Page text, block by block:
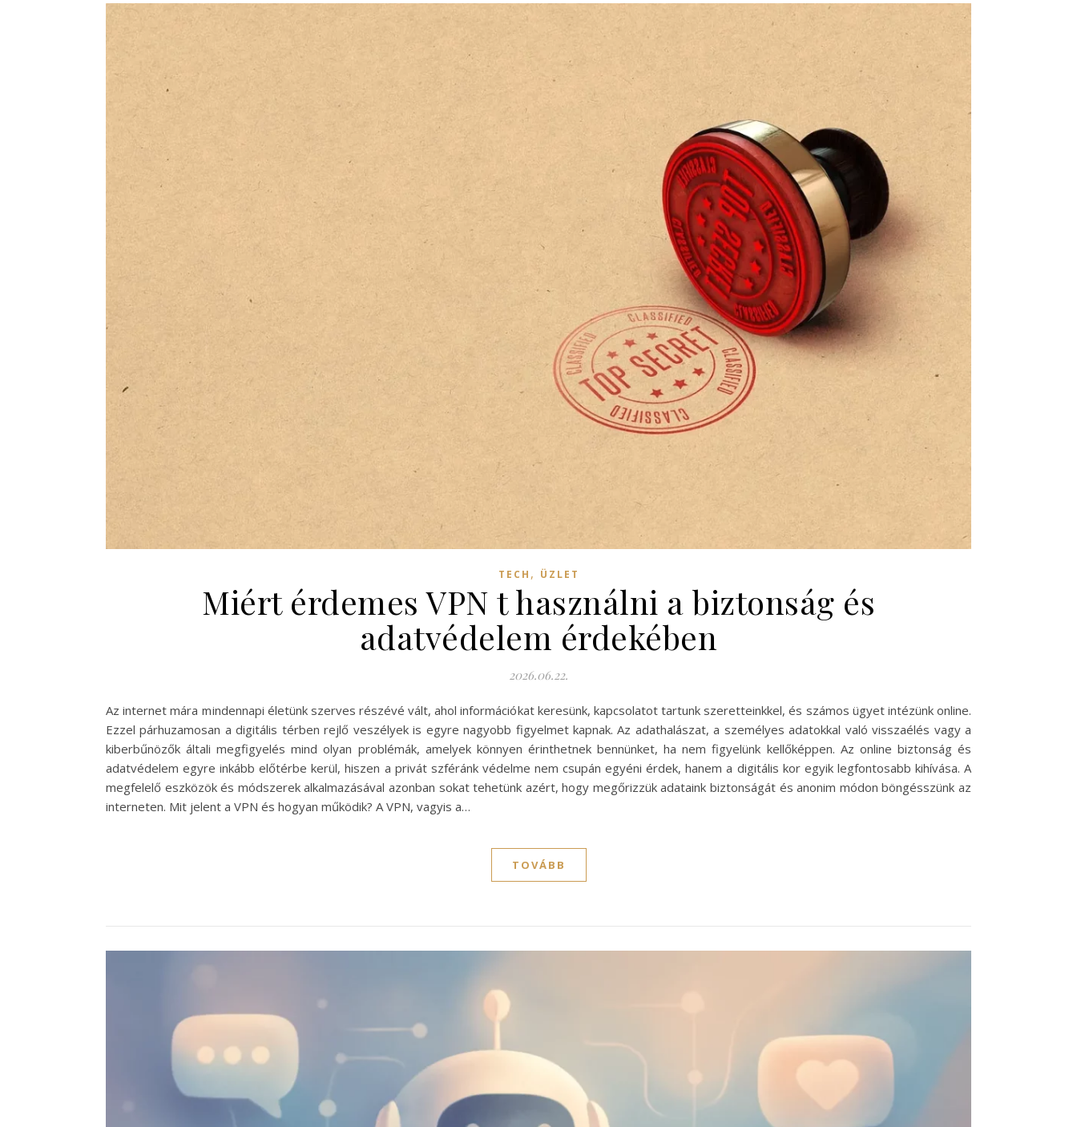
TECH , ÜZLET
Miért érdemes VPN t használni a biztonság és
adatvédelem érdekében
2026.06.22.
Az internet mára mindennapi életünk szerves részévé vált, ahol információkat keresünk, kapcsolatot tartunk szeretteinkkel, és számos ügyet intézünk online.
Ezzel párhuzamosan a digitális térben rejlő veszélyek is egyre nagyobb figyelmet kapnak. Az adathalászat, a személyes adatokkal való visszaélés vagy a
kiberbűnözők általi megfigyelés mind olyan problémák, amelyek könnyen érinthetnek bennünket, ha nem figyelünk kellőképpen. Az online biztonság és
adatvédelem egyre inkább előtérbe kerül, hiszen a privát szféránk védelme nem csupán egyéni érdek, hanem a digitális kor egyik legfontosabb kihívása. A
megfelelő eszközök és módszerek alkalmazásával azonban sokat tehetünk azért, hogy megőrizzük adataink biztonságát és anonim módon böngésszünk az
interneten. Mit jelent a VPN és hogyan működik? A VPN, vagyis a…
TOVÁBB